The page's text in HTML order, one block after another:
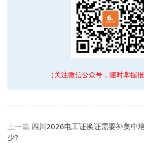
（关注微信公众号，随时掌握
上一篇 四川2026电工证换证需要补集中
少?